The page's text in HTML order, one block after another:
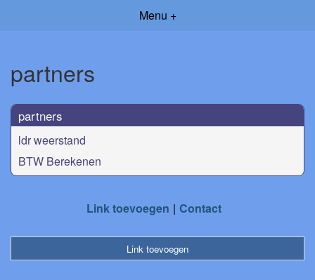
Menu +
partners
partners
ldr weerstand
BTW Berekenen
Link toevoegen Contact
Link toevoegen